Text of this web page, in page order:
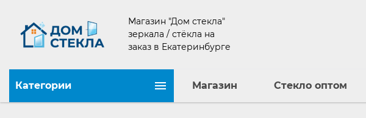
Магазин "Дом стекла"
зеркала / стёкла на
заказ в Екатеринбурге
Категории Магазин Стекло оптом